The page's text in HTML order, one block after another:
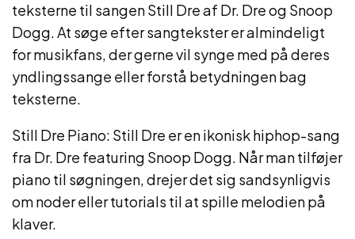
teksterne til sangen Still Dre af Dr. Dre og Snoop
Dogg. At søge efter sangtekster er almindeligt
for musikfans, der gerne vil synge med på deres
yndlingssange eller forstå betydningen bag
teksterne.
Still Dre Piano: Still Dre er en ikonisk hiphop-sang
fra Dr. Dre featuring Snoop Dogg. Når man tilføjer
piano til søgningen, drejer det sig sandsynligvis
om noder eller tutorials til at spille melodien på
klaver.